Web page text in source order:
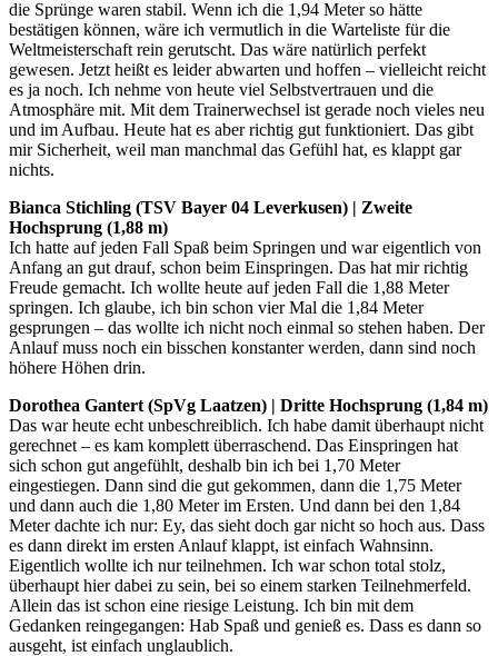
die Sprünge waren stabil. Wenn ich die 1,94 Meter so hätte
bestätigen können, wäre ich vermutlich in die Warteliste für die
Weltmeisterschaft rein gerutscht. Das wäre natürlich perfekt
gewesen. Jetzt heißt es leider abwarten und hoffen – vielleicht reicht
es ja noch. Ich nehme von heute viel Selbstvertrauen und die
Atmosphäre mit. Mit dem Trainerwechsel ist gerade noch vieles neu
und im Aufbau. Heute hat es aber richtig gut funktioniert. Das gibt
mir Sicherheit, weil man manchmal das Gefühl hat, es klappt gar
nichts.
Bianca Stichling (TSV Bayer 04 Leverkusen) | Zweite
Hochsprung (1,88 m)
Ich hatte auf jeden Fall Spaß beim Springen und war eigentlich von
Anfang an gut drauf, schon beim Einspringen. Das hat mir richtig
Freude gemacht. Ich wollte heute auf jeden Fall die 1,88 Meter
springen. Ich glaube, ich bin schon vier Mal die 1,84 Meter
gesprungen – das wollte ich nicht noch einmal so stehen haben. Der
Anlauf muss noch ein bisschen konstanter werden, dann sind noch
höhere Höhen drin.
Dorothea Gantert (SpVg Laatzen) | Dritte Hochsprung (1,84 m)
Das war heute echt unbeschreiblich. Ich habe damit überhaupt nicht
gerechnet – es kam komplett überraschend. Das Einspringen hat
sich schon gut angefühlt, deshalb bin ich bei 1,70 Meter
eingestiegen. Dann sind die gut gekommen, dann die 1,75 Meter
und dann auch die 1,80 Meter im Ersten. Und dann bei den 1,84
Meter dachte ich nur: Ey, das sieht doch gar nicht so hoch aus. Dass
es dann direkt im ersten Anlauf klappt, ist einfach Wahnsinn.
Eigentlich wollte ich nur teilnehmen. Ich war schon total stolz,
überhaupt hier dabei zu sein, bei so einem starken Teilnehmerfeld.
Allein das ist schon eine riesige Leistung. Ich bin mit dem
Gedanken reingegangen: Hab Spaß und genieß es. Dass es dann so
ausgeht, ist einfach unglaublich.